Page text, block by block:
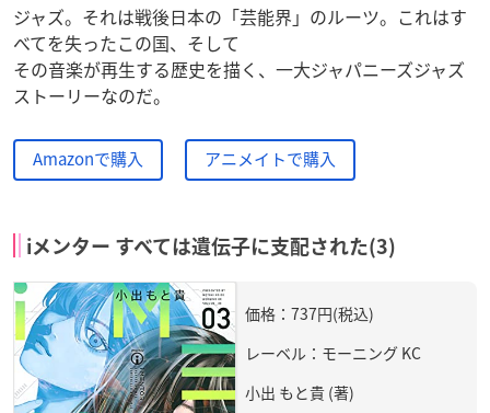
ジャズ。それは戦後日本の「芸能界」のルーツ。これはす
べてを失ったこの国、そして
その音楽が再生する歴史を描く、一大ジャパニーズジャズ
ストーリーなのだ。
Amazonで購入 アニメイトで購入
iメンター すべては遺伝子に支配された(3)
価格：737円(税込)
レーベル：モーニング KC
小出 もと貴 (著)